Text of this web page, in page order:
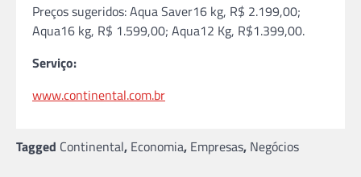
Preços sugeridos: Aqua Saver16 kg, R$ 2.199,00;
Aqua16 kg, R$ 1.599,00; Aqua12 Kg, R$1.399,00.
Serviço:
www.continental.com.br
Tagged Continental, Economia, Empresas, Negócios